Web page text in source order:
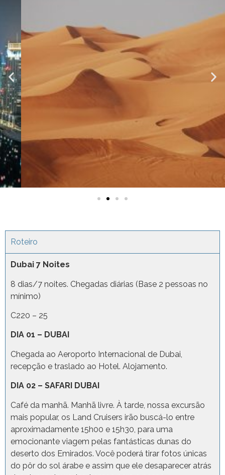
Roteiro
Dubai 7 Noites
8 dias/7 noites. Chegadas diárias (Base 2 pessoas no
mínimo)
C220 – 25
DIA 01 – DUBAI
Chegada ao Aeroporto Internacional de Dubai,
recepção e traslado ao Hotel. Alojamento.
DIA 02 – SAFARI DUBAI
Café da manhã. Manhã livre. À tarde, nossa excursão
mais popular, os Land Cruisers irão buscá-lo entre
aproximadamente 15h00 e 15h30, para uma
emocionante viagem pelas fantásticas dunas do
deserto dos Emirados. Você poderá tirar fotos únicas
do pôr do sol árabe e assim que ele desaparecer atrás